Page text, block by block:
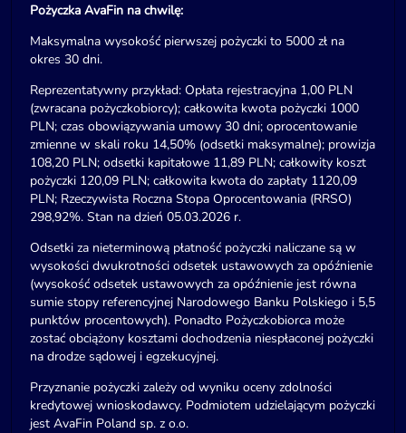
Pożyczka AvaFin na chwilę:
Maksymalna wysokość pierwszej pożyczki to 5000 zł na
okres 30 dni.
Reprezentatywny przykład: Opłata rejestracyjna 1,00 PLN
(zwracana pożyczkobiorcy); całkowita kwota pożyczki 1000
PLN; czas obowiązywania umowy 30 dni; oprocentowanie
zmienne w skali roku 14,50% (odsetki maksymalne); prowizja
108,20 PLN; odsetki kapitałowe 11,89 PLN; całkowity koszt
pożyczki 120,09 PLN; całkowita kwota do zapłaty 1120,09
PLN; Rzeczywista Roczna Stopa Oprocentowania (RRSO)
298,92%. Stan na dzień 05.03.2026 r.
Odsetki za nieterminową płatność pożyczki naliczane są w
wysokości dwukrotności odsetek ustawowych za opóźnienie
(wysokość odsetek ustawowych za opóźnienie jest równa
sumie stopy referencyjnej Narodowego Banku Polskiego i 5,5
punktów procentowych). Ponadto Pożyczkobiorca może
zostać obciążony kosztami dochodzenia niespłaconej pożyczki
na drodze sądowej i egzekucyjnej.
Przyznanie pożyczki zależy od wyniku oceny zdolności
kredytowej wnioskodawcy. Podmiotem udzielającym pożyczki
jest AvaFin Poland sp. z o.o.